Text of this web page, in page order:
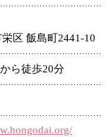
区 飯島町2441-10
ら徒歩20分